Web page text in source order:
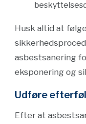
Husk altid at
asbestsanering
eksponering og
Udføre
Efter at